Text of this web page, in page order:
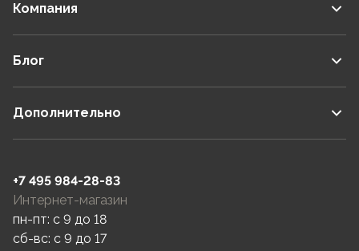
Компания
Блог
Дополнительно
+7 495 984-28-83
Интернет-магазин
пн-пт: c 9 до 18
сб-вс: c 9 до 17